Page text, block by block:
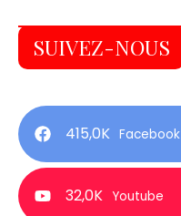
SUIVEZ-NOUS
415,0K Facebook
32,0K Youtube